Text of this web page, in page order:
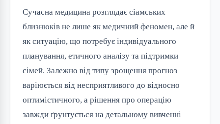
Сучасна медицина розглядає сіамських
близнюків не лише як медичний феномен, але й
як ситуацію, що потребує індивідуального
планування, етичного аналізу та підтримки
сімей. Залежно від типу зрощення прогноз
варіюється від несприятливого до відносно
оптимістичного, а рішення про операцію
завжди ґрунтується на детальному вивченні